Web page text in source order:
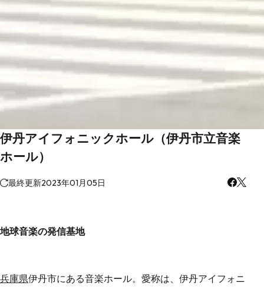
伊丹アイフォニックホール（伊丹市立音楽
ホール）
最終更新2023年01月05日
地球音楽の発信基地
兵庫県伊丹市にある音楽ホール。愛称は、伊丹アイフォニ